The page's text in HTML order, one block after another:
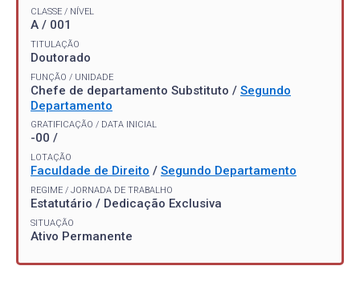
CLASSE / NÍVEL
A / 001
TITULAÇÃO
Doutorado
FUNÇÃO / UNIDADE
Chefe de departamento Substituto / Segundo
Departamento
GRATIFICAÇÃO / DATA INICIAL
-00 /
LOTAÇÃO
Faculdade de Direito / Segundo Departamento
REGIME / JORNADA DE TRABALHO
Estatutário / Dedicação Exclusiva
SITUAÇÃO
Ativo Permanente